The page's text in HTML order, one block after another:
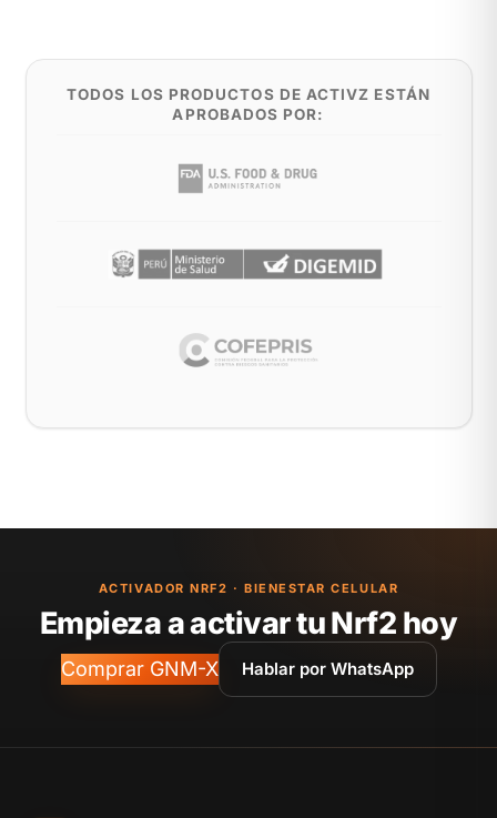
TODOS LOS PRODUCTOS DE ACTIVZ ESTÁN
APROBADOS POR:
ACTIVADOR NRF2 · BIENESTAR CELULAR
Empieza a activar tu Nrf2 hoy
Comprar GNM-X Hablar por WhatsApp